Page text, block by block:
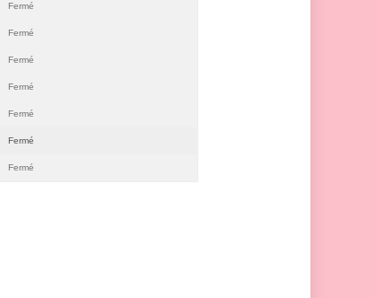
Fermé
Fermé
Fermé
Fermé
Fermé
Fermé
Fermé